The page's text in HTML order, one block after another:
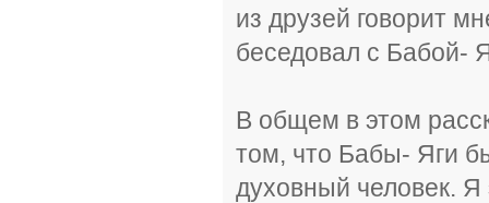
из друзей говорит
беседовал с Бабой-
В общем в этом
том, что Бабы- Яги
духовный человек.